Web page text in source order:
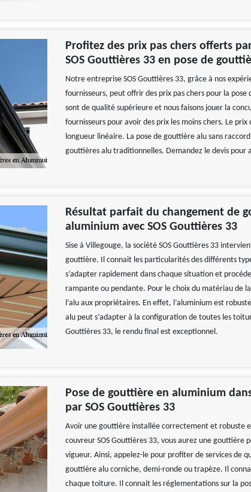
Profitez des prix pas chers offerts
SOS Gouttières 33 en pose de
Notre entreprise SOS Gouttières 33, grâce à nos
fournisseurs, peut offrir des prix pas chers pour la
sont de qualité supérieure et nous faisons jouer la
fournisseurs pour avoir des prix les moins chers. Le prix
longueur linéaire. La pose de gouttière alu sans
gouttières alu traditionnelles. Demandez le devis pour
Résultat parfait du changement de
aluminium avec SOS Gouttières 33
Sise à Villegouge, la société SOS Gouttières 33
gouttière. Il connait les particularités des différents
s’adapter rapidement dans chaque situation et
rampante ou pendante. Pour le choix du matériau de
l’alu aux propriétaires. En effet, l’aluminium est
alu peut s’adapter à la configuration de toutes les
Gouttières 33, le rendu final est exceptionnel.
Pose de gouttière en aluminium
par SOS Gouttières 33
Avoir une gouttière installée correctement et robuste
couvreur SOS Gouttières 33, vous aurez une gouttière
vigueur. Ainsi, appelez-le pour profiter de services de
gouttière alu corniche, demi-ronde ou trapèze. Il
chaque toiture. Il connait les réglementations sur la